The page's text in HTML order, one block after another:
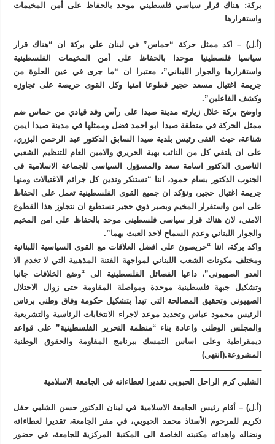
بركة: هناك قرار سياسي فلسطيني موحد بالحفاظ على أمن المخيمات
واستقرارها
(أ.ل) – اكد ممثل حركة “حماس” في لبنان علي بركة ان “هناك قرار
سياسيا فلسطينيا موحدا بالحفاظ على أمن المخيمات الفلسطينية
واستقرارها والجوار اللبناني”، معتبرا ان “ما جرى في عين الحلوة من
جريمة اغتيال مسعد حجير قطوعا امنيا وكل القوى حريصة على تجاوزه
وكشف الفاعلين”.
واوضح بركة خلال زيارته مدينة صيدا على رأس وفد قيادي من حماس ضم
ممثل الحركة في منطقة صيدا ابو احمد فضل وممثلها في مدينة صيدا ايمن
شناعة، حيث التقى رئيس بلدية صيدا السابق الدكتور عبد الرحمن البزري،
على ان يلتقي كل من النائب بهية الحريري والامين العام للتنظيم الشعبي
الناصري الدكتور اسامة سعد والمسؤول السياسي للجماعة الاسلامية في
الجنوب الدكتور بسام حمود، اننا “نستنكر وندين كل جرائم الاغتيالات ومنها
جريمة اغتيال حجير، ونؤكد ان جميع القوى الفلسطينية تعمل على الحفاظ
على امن واستقرار المخيم وبصبر ذوي حجير نستطيع ان نتجاوز هذا القطوع
الامني، لان هناك قرار سياسي فلسطيني موحد بالحفاظ على امن المخيم
والجوار اللبناني وعدم السماح لاحد العبث بهما”.
واكد بركة، اننا “حريصون على افضل العلاقات مع القوى السياسية اللبنانية
ومختلف مكونات الشعب اللبناني لمواجهة الفتنة المذهبية التي لا تخدم الا
العدو الصهيوني”، داعيا الفصائل الفلسطينية الى “وضع الخلافات جانبا
وتشكيل جبهة فلسطينية موحدة ومواصلة المقاومة حتى زوال الاحتلال
الصهيوني وتحقيق المصالحة التي تبدأ بتشكيل حكومة وفاق وطني برئاس
الرئيس محمود عباس وتحديد موعد لاجراء الانتخابات الرئاسية والتشريعية
والمجلس الوطني واعادة بناء “منظمة التحرير الفلسطينية” على قواعد
ديمقراطية وعلى اساس التمسك ببرنامج المقاومة والحقوق الوطنية
المشروعة.(انتهى)
ـــــــــــــــــــــــــــــ
الشلبي كرم الراحل الحبوبي تقديرا لعطاءاته في الجامعة الاسلامية
(أ.ل) – أقام رئيس الجامعة الاسلامية في لبنان الدكتور حسن الشلبي حفل
تكريم للمرحوم الأستاذ محمد الحبوبي، في مقر الجامعة، تقديرا لعطاءاته
ونضاله واهدائه مكتبته الخاصة الى المكتبة المركزية للجامعة، في حضور